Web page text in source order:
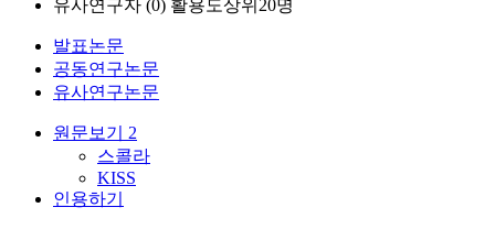
유사연구자 (0) 활용도상위20명
발표논문
공동연구논문
유사연구논문
원문보기 2
스콜라
KISS
인용하기